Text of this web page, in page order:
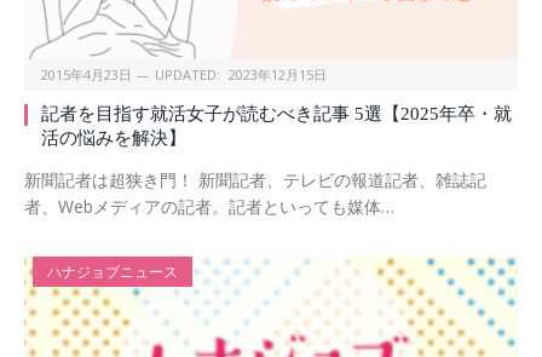
2015年4月23日 UPDATED: 2023年12月15日
記者を目指す就活女子が読むべき記事 5選【2025年卒・就
活の悩みを解決】
新聞記者は超狭き門！ 新聞記者、テレビの報道記者、雑誌記
者、Webメディアの記者。記者といっても媒体…
ハナジョブニュース